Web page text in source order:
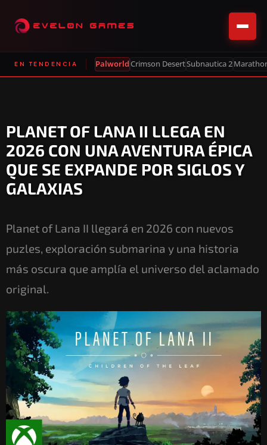
EN TENDENCIA PalworldCrimson DesertSubnautica 2
PLANET OF LANA II LLEGA EN
2026 CON UNA AVENTURA ÉPICA
QUE SE EXPANDE POR SIGLOS Y
GALAXIAS
Planet of Lana II llegará en 2026 con nuevos
puzles, exploración submarina y una historia
más oscura que amplía el universo del aclamado
original.